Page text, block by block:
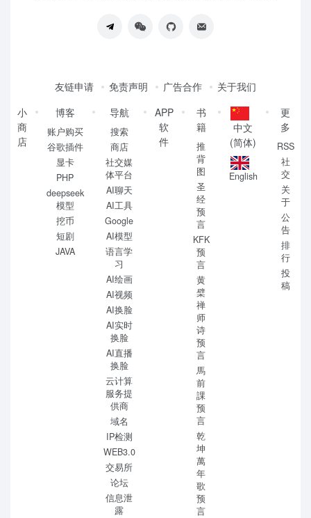
友链申请 免责声明 广告合作
关于我们
小
商
店
博客
账户购买
谷歌插件
显卡
PHP
deepseek
模型
挖币
短剧
JAVA
导航
搜索
商店
社交媒
体平台
AI聊天
AI工具
Google
AI模型
语言学
习
AI绘画
AI视频
AI换脸
AI实时
换脸
AI直播
换脸
云计算
服务提
供商
域名
IP检测
WEB3.0
交易所
论坛
信息泄
露
APP
软
件
书
籍
推
背
图
圣
经
预
言
KFK
预
言
黄
檗
禅
师
诗
预
言
馬
前
課
预
言
乾
坤
萬
年
歌
预
言
中文
(简体)
English
更
多
RSS
社
交
关
于
公
告
排
行
投
稿